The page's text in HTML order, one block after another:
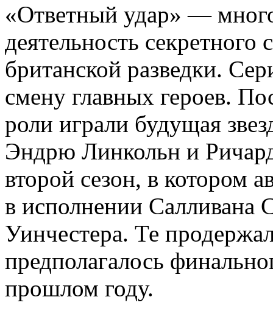
«Ответный удар» —
деятельность секретного
британской разведки.
смену главных героев.
роли играли будущая
Эндрю Линкольн и
второй сезон, в котором
в исполнении Салливана
Уинчестера. Те
предполагалось
прошлом году.